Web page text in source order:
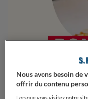
Nous avons besoin de
offrir du contenu
Lorsque vous visitez notre